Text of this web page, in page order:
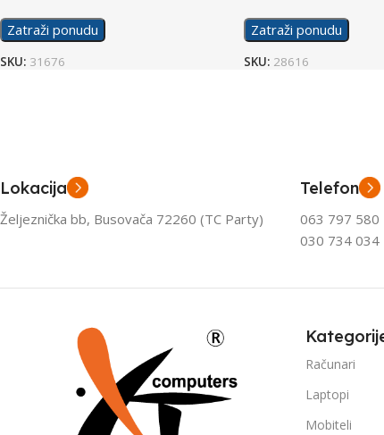
Zatraži ponudu
SKU: 31676
Zatraži ponudu
SKU: 28616
Lokacija
Željeznička bb, Busovača 72260 (TC Party)
Telefon
063 797 580
030 734 034
Računari
Laptopi
Mobiteli